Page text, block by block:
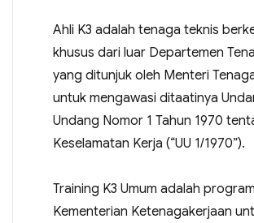
Ahli K3 adalah tenaga teknis
khusus dari luar Departemen
yang ditunjuk oleh Menteri
untuk mengawasi ditaatinya
Undang Nomor 1 Tahun 1970
Keselamatan Kerja (“UU 1/1970”).
Training K3 Umum adalah program
Kementerian Ketenagakerjaan